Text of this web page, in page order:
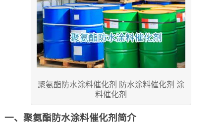
聚氨酯防水涂料催化剂 防水涂料催化剂 涂
料催化剂
一、聚氨酯防水涂料催化剂简介